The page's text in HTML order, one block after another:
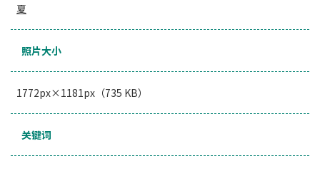
夏
照片大小
1772px×1181px（735 KB）
关键词